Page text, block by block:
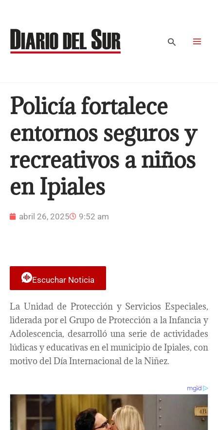
contenido
Buscar
Policía fortalece
entornos seguros y
recreativos a niños
en Ipiales
abril 26, 2025 9:52 am
Escuchar Noticia
La Unidad de Protección y Servicios Especiales,
liderada por el Grupo de Protección a la Infancia y
Adolescencia, desarrolló una serie de actividades
lúdicas y educativas en el municipio de Ipiales, con
motivo del Día Internacional de la Niñez.